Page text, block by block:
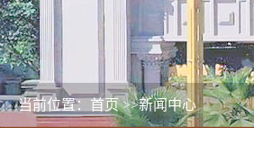
当前位置：首页>>新闻中心